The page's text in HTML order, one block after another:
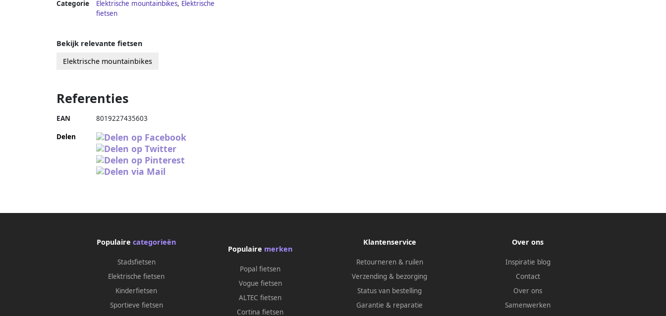
Categorie Elektrische mountainbikes, Elektrische
fietsen
Bekijk relevante fietsen
Elektrische mountainbikes
Referenties
EAN 8019227435603
Delen
Populairecategorieën
Stadsfietsen
Elektrische fietsen
Kinderfietsen
Sportieve fietsen
Populaire merken
Popal fietsen
Vogue fietsen
ALTEC fietsen
Cortina fietsen
Klantenservice
Retourneren & ruilen
Verzending & bezorging
Status van bestelling
Garantie & reparatie
Over ons
Inspiratie blog
Contact
Over ons
Samenwerken